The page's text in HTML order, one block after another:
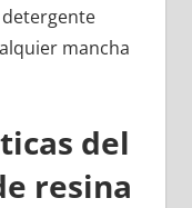
mancha
del
resina